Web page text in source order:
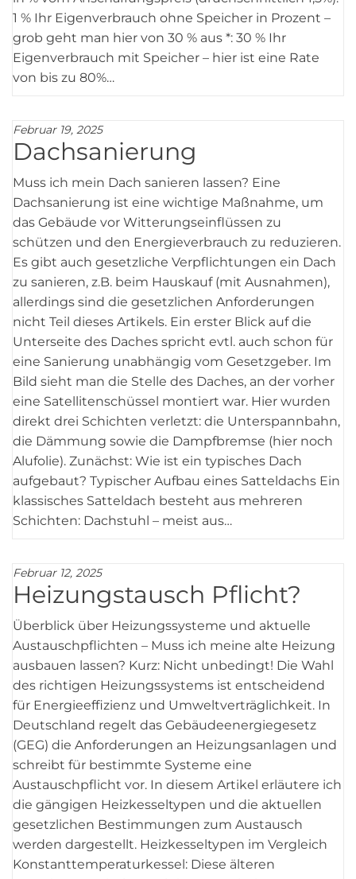
1 % Ihr Eigenverbrauch ohne Speicher in Prozent –
grob geht man hier von 30 % aus *: 30 % Ihr
Eigenverbrauch mit Speicher – hier ist eine Rate
von bis zu 80%…
Februar 19, 2025
Dachsanierung
Muss ich mein Dach sanieren lassen? Eine
Dachsanierung ist eine wichtige Maßnahme, um
das Gebäude vor Witterungseinflüssen zu
schützen und den Energieverbrauch zu reduzieren.
Es gibt auch gesetzliche Verpflichtungen ein Dach
zu sanieren, z.B. beim Hauskauf (mit Ausnahmen),
allerdings sind die gesetzlichen Anforderungen
nicht Teil dieses Artikels. Ein erster Blick auf die
Unterseite des Daches spricht evtl. auch schon für
eine Sanierung unabhängig vom Gesetzgeber. Im
Bild sieht man die Stelle des Daches, an der vorher
eine Satellitenschüssel montiert war. Hier wurden
direkt drei Schichten verletzt: die Unterspannbahn,
die Dämmung sowie die Dampfbremse (hier noch
Alufolie). Zunächst: Wie ist ein typisches Dach
aufgebaut? Typischer Aufbau eines Satteldachs Ein
klassisches Satteldach besteht aus mehreren
Schichten: Dachstuhl – meist aus…
Februar 12, 2025
Heizungstausch Pflicht?
Überblick über Heizungssysteme und aktuelle
Austauschpflichten – Muss ich meine alte Heizung
ausbauen lassen? Kurz: Nicht unbedingt! Die Wahl
des richtigen Heizungssystems ist entscheidend
für Energieeffizienz und Umweltverträglichkeit. In
Deutschland regelt das Gebäudeenergiegesetz
(GEG) die Anforderungen an Heizungsanlagen und
schreibt für bestimmte Systeme eine
Austauschpflicht vor. In diesem Artikel erläutere ich
die gängigen Heizkesseltypen und die aktuellen
gesetzlichen Bestimmungen zum Austausch
werden dargestellt. Heizkesseltypen im Vergleich
Konstanttemperaturkessel: Diese älteren